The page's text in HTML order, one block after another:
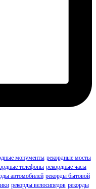
монументы рекордные мосты
телефоны рекордные часы
автомобилей рекорды бытовой
рекорды велосипедов рекорды